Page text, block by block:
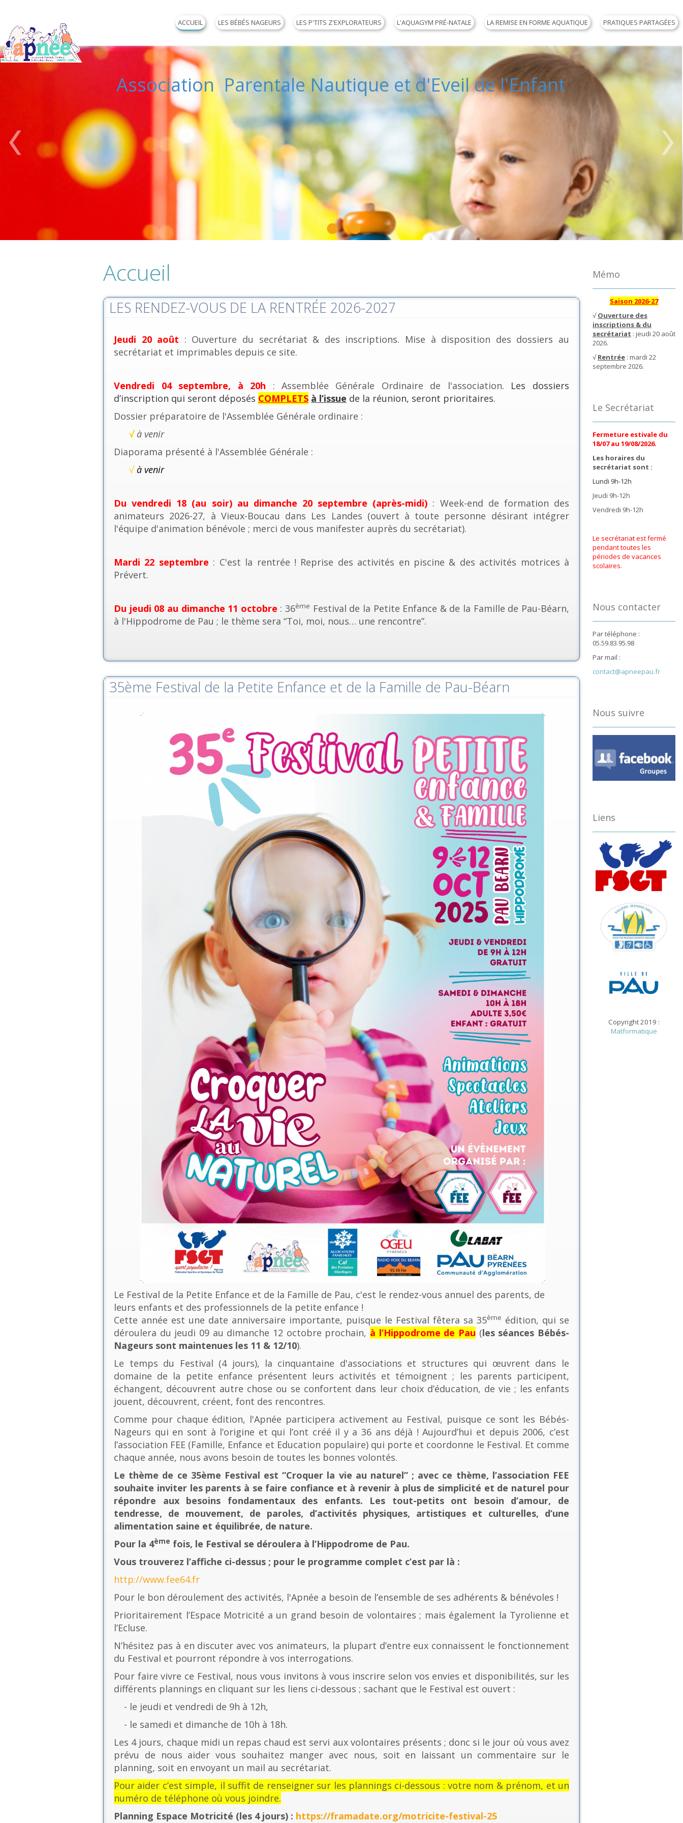
ACCUEIL LES BÉBÉS NAGEURS LES P'TITS Z'EXPLORATEURS L'AQUAGYM PRÉ-NATALE LA REMISE EN FORME AQUATIQUE PRATIQUES PARTAGÉES
Association Parentale Nautique et d'Eveil de l'Enfant
Accueil
LES RENDEZ-VOUS DE LA RENTRÉE 2026-2027
Jeudi 20 août : Ouverture du secrétariat & des inscriptions. Mise à disposition des dossiers au
secrétariat et imprimables depuis ce site.
Vendredi 04 septembre, à 20h : Assemblée Générale Ordinaire de l'association. Les dossiers
d’inscription qui seront déposés COMPLETS à l’issue de la réunion, seront prioritaires.
Dossier préparatoire de l'Assemblée Générale ordinaire :
√ à venir
Diaporama présenté à l'Assemblée Générale :
√à venir
Du vendredi 18 (au soir) au dimanche 20 septembre (après-midi) : Week-end de formation des
animateurs 2026-27, à Vieux-Boucau dans Les Landes (ouvert à toute personne désirant intégrer
l'équipe d'animation bénévole ; merci de vous manifester auprès du secrétariat).
Mardi 22 septembre : C'est la rentrée ! Reprise des activités en piscine & des activités motrices à
Prévert.
Du jeudi 08 au dimanche 11 octobre : 36ème Festival de la Petite Enfance & de la Famille de Pau-Béarn,
à l'Hippodrome de Pau ; le thème sera “Toi, moi, nous… une rencontre”.
35ème Festival de la Petite Enfance et de la Famille de Pau-Béarn
Le Festival de la Petite Enfance et de la Famille de Pau, c'est le rendez-vous annuel des parents, de
leurs enfants et des professionnels de la petite enfance !
Cette année est une date anniversaire importante, puisque le Festival fêtera sa 35ème édition, qui se
déroulera du jeudi 09 au dimanche 12 octobre prochain, à l’Hippodrome de Pau (les séances Bébés-
Nageurs sont maintenues les 11 & 12/10).
Le temps du Festival (4 jours), la cinquantaine d'associations et structures qui œuvrent dans le
domaine de la petite enfance présentent leurs activités et témoignent ; les parents participent,
échangent, découvrent autre chose ou se confortent dans leur choix d’éducation, de vie ; les enfants
jouent, découvrent, créent, font des rencontres.
Comme pour chaque édition, l'Apnée participera activement au Festival, puisque ce sont les Bébés-
Nageurs qui en sont à l’origine et qui l’ont créé il y a 36 ans déjà ! Aujourd’hui et depuis 2006, c’est
l’association FEE (Famille, Enfance et Education populaire) qui porte et coordonne le Festival. Et comme
chaque année, nous avons besoin de toutes les bonnes volontés.
Le thème de ce 35ème Festival est “Croquer la vie au naturel” ; avec ce thème, l’association FEE
souhaite inviter les parents à se faire confiance et à revenir à plus de simplicité et de naturel pour
répondre aux besoins fondamentaux des enfants. Les tout-petits ont besoin d’amour, de
tendresse, de mouvement, de paroles, d’activités physiques, artistiques et culturelles, d’une
alimentation saine et équilibrée, de nature.
Pour la 4ème fois, le Festival se déroulera à l’Hippodrome de Pau.
Vous trouverez l’affiche ci-dessus ; pour le programme complet c’est par là :
http://www.fee64.fr
Pour le bon déroulement des activités, l'Apnée a besoin de l’ensemble de ses adhérents & bénévoles !
Prioritairement l’Espace Motricité a un grand besoin de volontaires ; mais également la Tyrolienne et
l’Ecluse.
N’hésitez pas à en discuter avec vos animateurs, la plupart d’entre eux connaissent le fonctionnement
du Festival et pourront répondre à vos interrogations.
Pour faire vivre ce Festival, nous vous invitons à vous inscrire selon vos envies et disponibilités, sur les
différents plannings en cliquant sur les liens ci-dessous ; sachant que le Festival est ouvert :
- le jeudi et vendredi de 9h à 12h,
- le samedi et dimanche de 10h à 18h.
Les 4 jours, chaque midi un repas chaud est servi aux volontaires présents ; donc si le jour où vous avez
prévu de nous aider vous souhaitez manger avec nous, soit en laissant un commentaire sur le
planning, soit en envoyant un mail au secrétariat.
Pour aider c’est simple, il suffit de renseigner sur les plannings ci-dessous : votre nom & prénom, et un
numéro de téléphone où vous joindre.
Planning Espace Motricité (les 4 jours) : https://framadate.org/motricite-festival-25
Mémo
Saison 2026-27
√Ouverture des
inscriptions & du
secrétariat : jeudi 20 août
2026.
√Rentrée: mardi 22
septembre 2026.
Le Secrétariat
Fermeture estivale du
18/07 au 19/08/2026.
Les horaires du
secrétariat sont :
Lundi 9h-12h
Jeudi 9h-12h
Vendredi 9h-12h
Le secrétariat est fermé
pendant toutes les
périodes de vacances
scolaires.
Nous contacter
Par téléphone :
05.59.83.95.98
Par mail :
contact@apneepau.fr
Nous suivre
Liens
Copyright 2019 :
Matformatique